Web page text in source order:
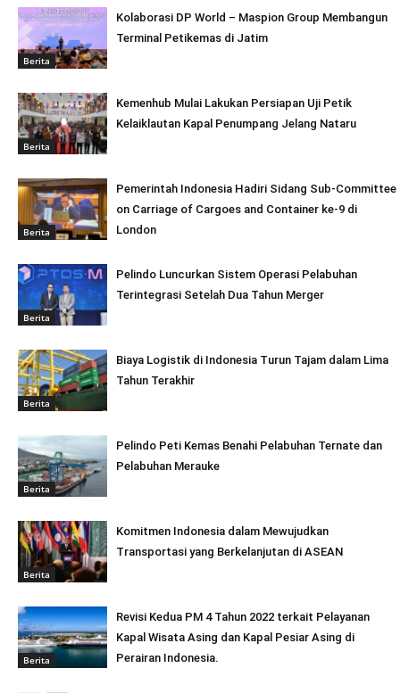
Berita
Kolaborasi DP World – Maspion Group Membangun
Terminal Petikemas di Jatim
Berita
Kemenhub Mulai Lakukan Persiapan Uji Petik
Kelaiklautan Kapal Penumpang Jelang Nataru
Berita
Pemerintah Indonesia Hadiri Sidang Sub-Committee
on Carriage of Cargoes and Container ke-9 di
London
Berita
Pelindo Luncurkan Sistem Operasi Pelabuhan
Terintegrasi Setelah Dua Tahun Merger
Berita
Biaya Logistik di Indonesia Turun Tajam dalam Lima
Tahun Terakhir
Berita
Pelindo Peti Kemas Benahi Pelabuhan Ternate dan
Pelabuhan Merauke
Berita
Komitmen Indonesia dalam Mewujudkan
Transportasi yang Berkelanjutan di ASEAN
Berita
Revisi Kedua PM 4 Tahun 2022 terkait Pelayanan
Kapal Wisata Asing dan Kapal Pesiar Asing di
Perairan Indonesia.